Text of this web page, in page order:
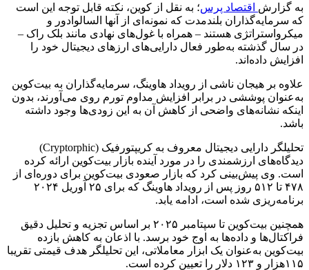
به گزارش اقتصاد پرس؛ به نقل از کوین، نکته قابل توجه این است
که سرمایه‌گذاران بلندمدت که نمونه‌ای از آنها السالوادور و
میکرواستراتژی هستند – همراه با غول‌های نهادی مانند بلک راک –
در سال گذشته به‌طور فعال دارایی‌های ارزهای دیجیتال خود را
افزایش داده‌اند.
علاوه بر هیجان ناشی از رویداد هاوینگ، سرمایه‌گذاران به بیت‌کوین
به‌عنوان پوششی در برابر افزایش مداوم تورم روی می‌آورند، بدون
اینکه نشانه‌های واضحی از کاهش آن به این زودی‌ها وجود داشته
باشد.
تحلیلگر دارایی دیجیتال معروف به کریپتورفیک (Cryptorphic)
دیدگاه‌های ارزشمندی را در مورد آینده بازار بیت‌کوین ارائه کرده
است. وی پیش‌بینی کرد که بازار صعودی بیت‌کوین برای دوره‌ای از
۴۷۸ تا ۵۱۲ روز پس از رویداد هاوینگ که برای ۲۵ آوریل ۲۰۲۴
برنامه‌ریزی شده است، ادامه یابد.
همچنین بیت‌کوین تا سپتامبر ۲۰۲۵ بر اساس تجزیه و تحلیل دقیق
فراکتال‌ها و داده‌ها به اوج خود برسد. با اذعان به کاهش بازده
بیت‌کوین به‌عنوان یک ابزار معاملاتی، این تحلیلگر هدف قیمتی تقریبا
۱۱۵هزار و ۱۲۳ دلار را تعیین کرده است.